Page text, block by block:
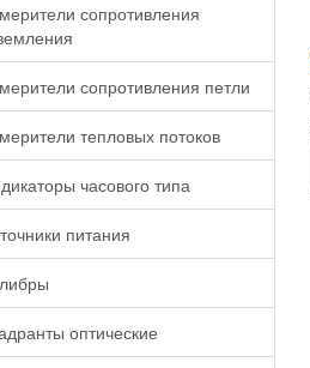
сопротивления
сопротивления петли
тепловых потоков
часового типа
питания
оптические